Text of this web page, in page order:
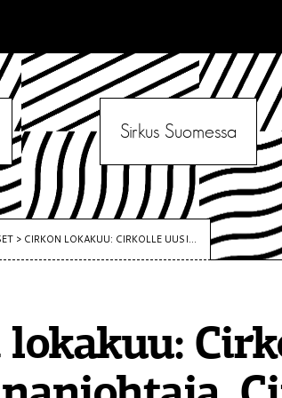
Sirkus Suomessa
> CIRKON LOKAKUU: CIRKOLLE UUSI...
lokakuu: